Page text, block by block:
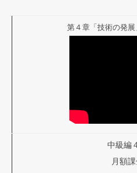
第４章「技術の発
中級編
月額